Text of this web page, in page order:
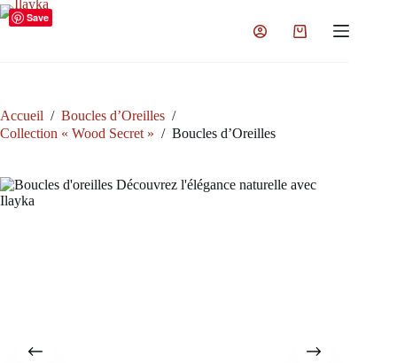
Passer
au
Panier
Accueil / Boucles d’Oreilles /
Collection « Wood Secret » / Boucles d’Oreilles
Save